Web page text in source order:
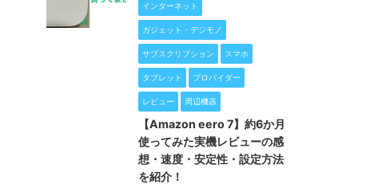
インターネット
ガジェット・デジモノ
サブスクリプション スマホ
タブレット プロバイダー
レビュー 周辺機器
【Amazon eero 7】約6か月
使ってみた実機レビューの感
想・速度・安定性・設定方法
を紹介！